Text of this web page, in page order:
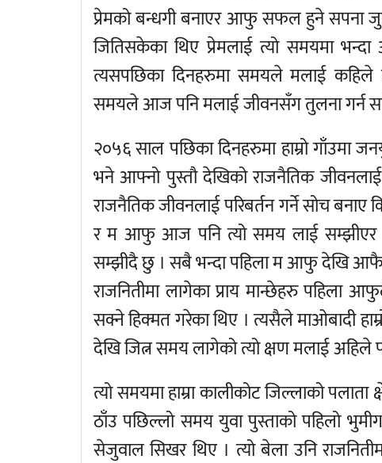
प्रेमको बन्धगी बनाएर आफु सफल हुने सपना
जितिसकेका थिए प्रेमलाई त्यो समयमा
त्यसपछिका दिनहरुमा समयले मलाई कहिले
समयले आज पनि मलाई जीवनसँग तुलना गर्न
२०५६ साल पछिका दिनहरुमा हाम्रो गाँउमा
भने आफ्नो पुस्तौ देखिको राजनैतिक
राजनैतिक जीवनलाई परिबर्तन गर्ने सोच बनाए
र म आफु आज पनि त्यो समय लाई
सम्झीदै छु । सबै भन्दा पहिला म आफु देखि आफै
राजनितीमा लागेका प्राय मान्छेहरु पहिला
सक्ने हिक्मत गरेका थिए । त्यसैले माओबादी
देखि जित्न समय लागेको त्यो क्षण मलाई अहिले
त्यो समयमा हाम्रा कालीकोट जिल्लाको पलाता
ठाँउ पछिल्लो समय युवा पुस्ताको पहिलो
सेजुवाल सिखर थिए । त्यो बेला उनि